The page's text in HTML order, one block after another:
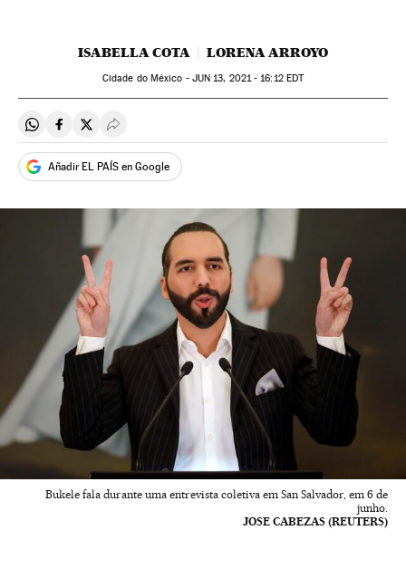
ISABELLA COTA LORENA ARROYO
Cidade do México - JUN 13, 2021 - 16:12EDT
Compartir en Whatsapp
Compartir en Facebook
Compartir en Twitter
Desplegar Redes Sociales
Añadir EL PAÍS en Google
Bukele fala durante uma entrevista coletiva em San Salvador, em 6 de
junho.
JOSE CABEZAS (REUTERS)